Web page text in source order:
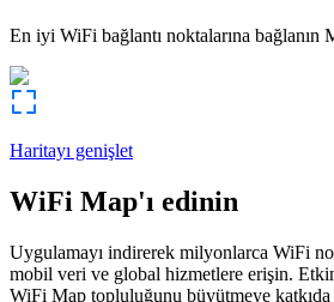
En iyi WiFi bağlantı noktalarına bağlanın
Haritayı genişlet
WiFi Map'ı edinin
Uygulamayı indirerek milyonlarca WiFi
mobil veri ve global hizmetlere erişin.
WiFi Map topluluğunu büyütmeye